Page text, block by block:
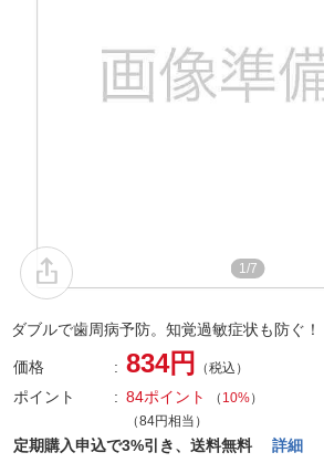
1/7
ダブルで歯周病予防。知覚過敏症状も防ぐ
価格 834円 （税込）
ポイント 84ポイント （ 10%）
（84円相当）
定期購入申込で3%引き、送料無料 詳細